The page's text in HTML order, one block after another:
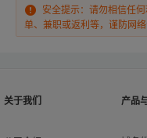
安全提示：请勿相信任
单、兼职或返利等，谨防网络
关于我们 产品